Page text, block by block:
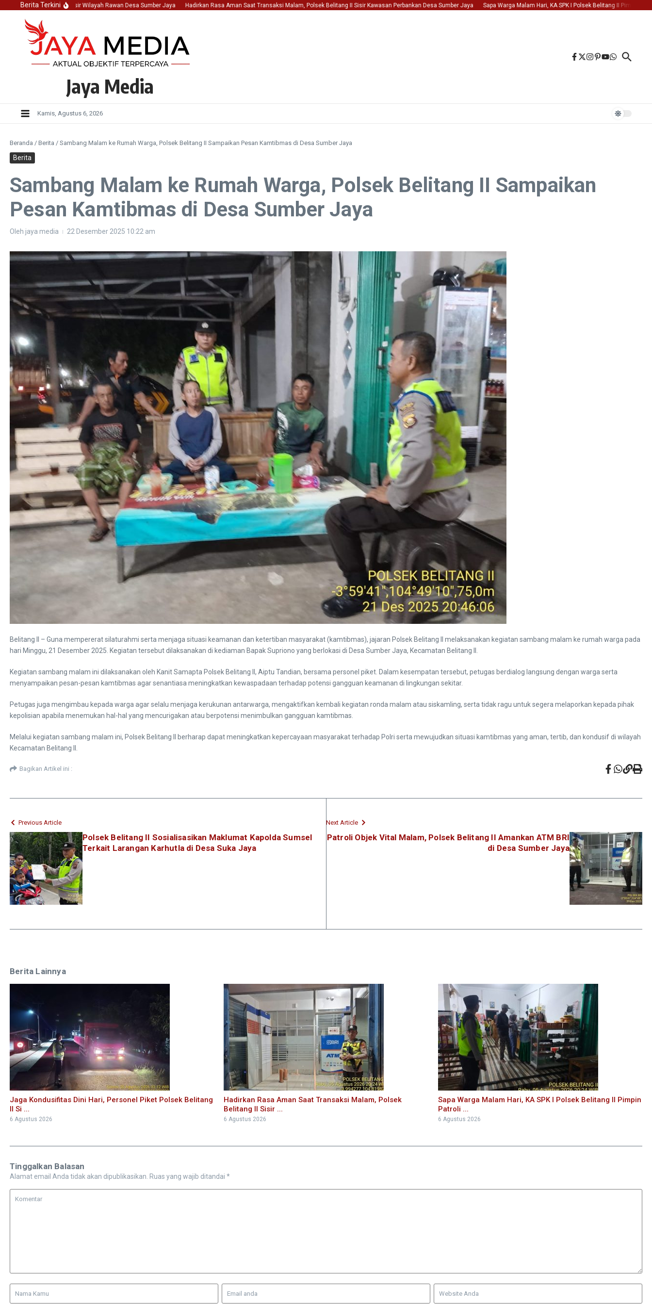
Lewati ke konten
Berita Terkini
Polsek Belitang II Sisir Wilayah Rawan Desa Sumber Jaya Hadirkan Rasa Aman Saat Transaksi Malam, Polsek Belitang II Sisir Kawasan Perbankan Desa Sumber Jaya Sapa Warga Malam Hari, KA SPK I Polsek Belitang II Pimpin Patroli
Jaya Media
Kamis, Agustus 6, 2026
Beranda / Berita / Sambang Malam ke Rumah Warga, Polsek Belitang II Sampaikan Pesan Kamtibmas di Desa Sumber Jaya
Berita
Sambang Malam ke Rumah Warga, Polsek Belitang II Sampaikan
Pesan Kamtibmas di Desa Sumber Jaya
Oleh jaya media 22 Desember 2025 10:22 am
Belitang II – Guna mempererat silaturahmi serta menjaga situasi keamanan dan ketertiban masyarakat (kamtibmas), jajaran Polsek Belitang II melaksanakan kegiatan sambang malam ke rumah warga pada
hari Minggu, 21 Desember 2025. Kegiatan tersebut dilaksanakan di kediaman Bapak Supriono yang berlokasi di Desa Sumber Jaya, Kecamatan Belitang II.
Kegiatan sambang malam ini dilaksanakan oleh Kanit Samapta Polsek Belitang II, Aiptu Tandian, bersama personel piket. Dalam kesempatan tersebut, petugas berdialog langsung dengan warga serta
menyampaikan pesan-pesan kamtibmas agar senantiasa meningkatkan kewaspadaan terhadap potensi gangguan keamanan di lingkungan sekitar.
Petugas juga mengimbau kepada warga agar selalu menjaga kerukunan antarwarga, mengaktifkan kembali kegiatan ronda malam atau siskamling, serta tidak ragu untuk segera melaporkan kepada pihak
kepolisian apabila menemukan hal-hal yang mencurigakan atau berpotensi menimbulkan gangguan kamtibmas.
Melalui kegiatan sambang malam ini, Polsek Belitang II berharap dapat meningkatkan kepercayaan masyarakat terhadap Polri serta mewujudkan situasi kamtibmas yang aman, tertib, dan kondusif di wilayah
Kecamatan Belitang II.
Bagikan Artikel ini :
Previous Article
Polsek Belitang II Sosialisasikan Maklumat Kapolda Sumsel
Terkait Larangan Karhutla di Desa Suka Jaya
Next Article
Patroli Objek Vital Malam, Polsek Belitang II Amankan ATM BRI
di Desa Sumber Jaya
Berita Lainnya
Jaga Kondusifitas Dini Hari, Personel Piket Polsek Belitang
II Si ...
6 Agustus 2026
Hadirkan Rasa Aman Saat Transaksi Malam, Polsek
Belitang II Sisir ...
6 Agustus 2026
Sapa Warga Malam Hari, KA SPK I Polsek Belitang II Pimpin
Patroli ...
6 Agustus 2026
Tinggalkan Balasan
Alamat email Anda tidak akan dipublikasikan. Ruas yang wajib ditandai *